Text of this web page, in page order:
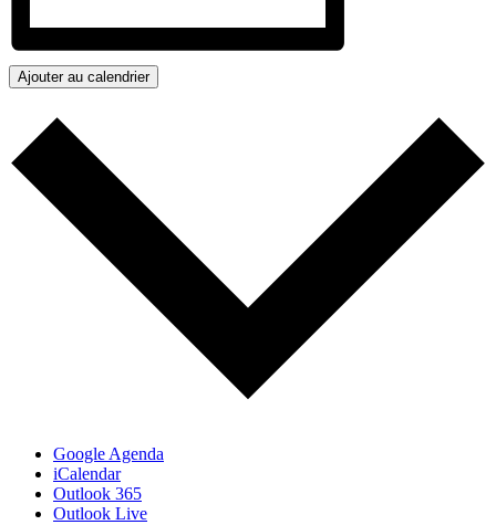
Ajouter au calendrier
Google Agenda
iCalendar
Outlook 365
Outlook Live